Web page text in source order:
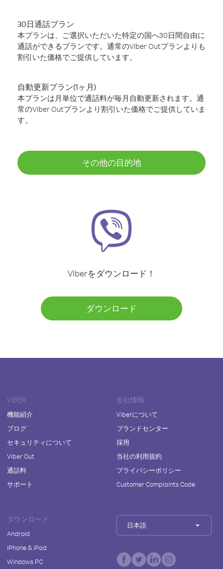
30日通話プラン
本プランは、ご選択いただいた特定の国へ30日間自由に
通話ができるプランです。通常のViber Outプランよりも
割引いた価格でご提供しています。
自動更新プラン(1ヶ月)
本プランは月単位で通話料が毎月自動更新されます。通
常のViber Outプランより割引いた価格でご提供していま
す。
その他の目的地
Viberをダウンロード！
ダウンロード
VIBER
機能紹介
ブログ
セキュリティについて
Viber Out
通話料
サポート
会社情報
Viberについて
ブランドセンター
採用
当社の利用規約
プライバシーポリシー
Customer Complaints Code
ダウンロード
Android
iPhone & iPad
Windows PC
日本語